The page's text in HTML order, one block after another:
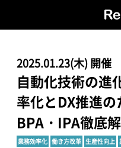
2025.01.23(木) 開催
自動化技術の進
率化とDX推進の
BPA・IPA徹底
業務効率化 働き方改革 生産性向上